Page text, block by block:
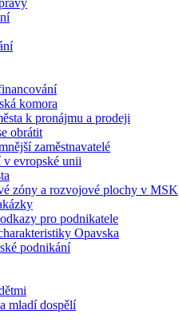
komora
k pronájmu a prodeji
obrátit
zaměstnavatelé
v evropské unii
zóny a rozvojové plochy v MSK
pro podnikatele
Opavska
podnikání
mladí dospělí